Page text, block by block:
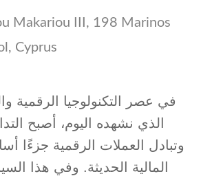
Makariou III, 198 Marinos
Cyprus
في عصر التكنولوجيا الرقمية
الذي نشهده اليوم، أصبح
وتبادل العملات الرقمية جزءًا
المالية الحديثة. وفي هذا